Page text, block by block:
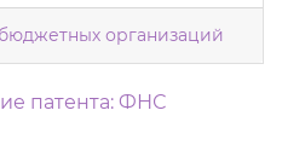
организаций
записям
патента: ФНС